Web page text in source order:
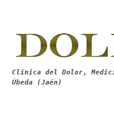
Clínica del Dolor,
Úbeda (Jaén)